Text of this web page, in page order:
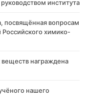
института
посвящённая вопросам
Российского химико-
веществ награждена
нашего